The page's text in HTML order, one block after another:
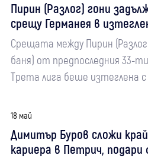
Пирин (Разлог) гони
срещу Германея в
Срещата между Пирин
баня) от предпоследния 33-
Трета лига беше изтеглена
18 май
Димитър Буров сложи
кариера в Петрич, подари